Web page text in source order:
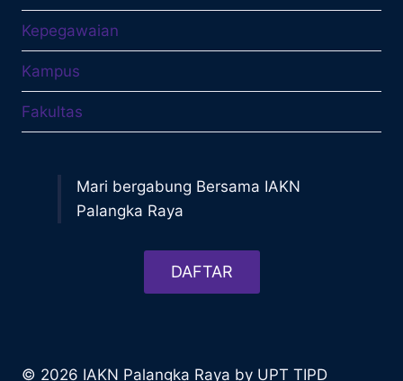
Kepegawaian
Kampus
Fakultas
Mari bergabung Bersama IAKN
Palangka Raya
DAFTAR
© 2026 IAKN Palangka Raya by UPT TIPD